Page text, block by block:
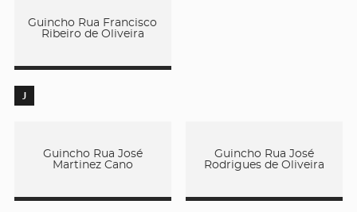
Guincho Rua Francisco
Ribeiro de Oliveira
J
Guincho Rua José
Martinez Cano
Guincho Rua José
Rodrigues de Oliveira